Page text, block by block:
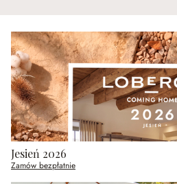
Jesień 2026
Zamów bezpłatnie